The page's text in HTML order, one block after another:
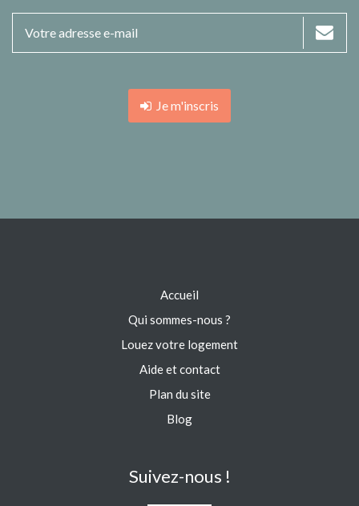
Je m'inscris
Accueil
Qui sommes-nous ?
Louez votre logement
Aide et contact
Plan du site
Blog
Suivez-nous !